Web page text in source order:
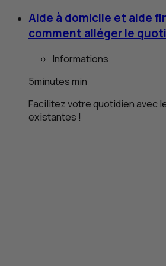
Aide à domicile et aide
comment alléger le
Informations
5minutesmin
Facilitez votre quotidien avec
existantes !